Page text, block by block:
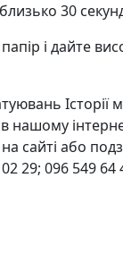
30
і дайте
Історії
нашому
сайті або
29; 096 549 64